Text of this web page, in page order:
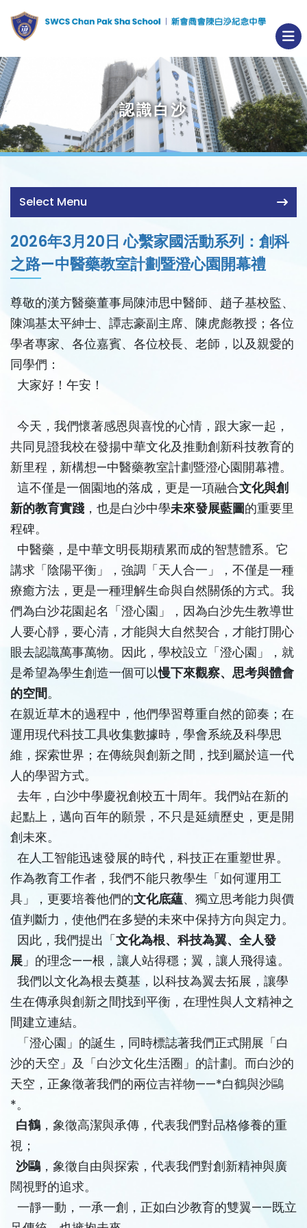
認識白沙
Select Menu
2026年3月20日 心繫家國活動系列：創科
之路—中醫藥教室計劃暨澄心園開幕禮
尊敬的漢方醫藥董事局陳沛思中醫師、趙子基校監、
陳鴻基太平紳士、譚志豪副主席、陳虎彪教授；各位
學者專家、各位嘉賓、各位校長、老師，以及親愛的
同學們：
大家好！午安！
今天，我們懷著感恩與喜悅的心情，跟大家一起，
共同見證我校在發揚中華文化及推動創新科技教育的
新里程，新構想—中醫藥教室計劃暨澄心園開幕禮。
這不僅是一個園地的落成，更是一項融合文化與創
新的教育實踐 ，也是白沙中學未來發展藍圖的重要里
程碑。
中醫藥，是中華文明長期積累而成的智慧體系。它
講求「陰陽平衡」，強調「天人合一」，不僅是一種
療癒方法，更是一種理解生命與自然關係的方式。我
們為白沙花園起名「澄心園」，因為白沙先生教導世
人要心靜，要心清，才能與大自然契合，才能打開心
眼去認識萬事萬物。因此，學校設立「澄心園」，就
是希望為學生創造一個可以慢下來觀察、思考與體會
的空間。
在親近草木的過程中，他們學習尊重自然的節奏；在
運用現代科技工具收集數據時，學會系統及科學思
維，探索世界；在傳統與創新之間，找到屬於這一代
人的學習方式。
去年，白沙中學慶祝創校五十周年。我們站在新的
起點上，邁向百年的願景，不只是延續歷史，更是開
創未來。
在人工智能迅速發展的時代，科技正在重塑世界。
作為教育工作者，我們不能只教學生「如何運用工
具」，更要培養他們的文化底蘊、獨立思考能力與價
值判斷力，使他們在多變的未來中保持方向與定力。
因此，我們提出「文化為根、科技為翼、全人發
展 」的理念——根，讓人站得穩；翼，讓人飛得遠。
我們以文化為根去奠基，以科技為翼去拓展，讓學
生在傳承與創新之間找到平衡，在理性與人文精神之
間建立連結。
「澄心園」的誕生，同時標誌著我們正式開展「白
沙的天空」及「白沙文化生活圈」的計劃。而白沙的
天空，正象徵著我們的兩位吉祥物——*白鶴與沙鷗
*。
白鶴 ，象徵高潔與承傳，代表我們對品格修養的重
視；
沙鷗 ，象徵自由與探索，代表我們對創新精神與廣
闊視野的追求。
一靜一動，一承一創，正如白沙教育的雙翼——既立